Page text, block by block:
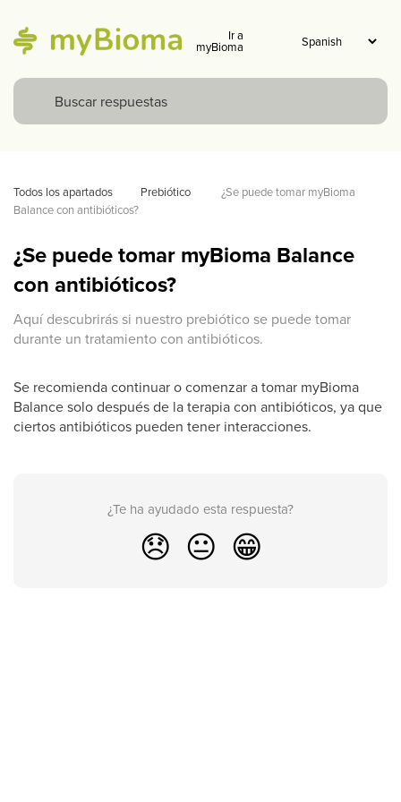
Ir a
myBioma
Todos los apartados Prebiótico
¿Se puede tomar myBioma
Balance con antibióticos?
¿Se puede tomar myBioma Balance
con antibióticos?
Aquí descubrirás si nuestro prebiótico se puede tomar
durante un tratamiento con antibióticos.
Se recomienda continuar o comenzar a tomar myBioma
Balance solo después de la terapia con antibióticos, ya que
ciertos antibióticos pueden tener interacciones.
¿Te ha ayudado esta respuesta?
😞 😐 😁